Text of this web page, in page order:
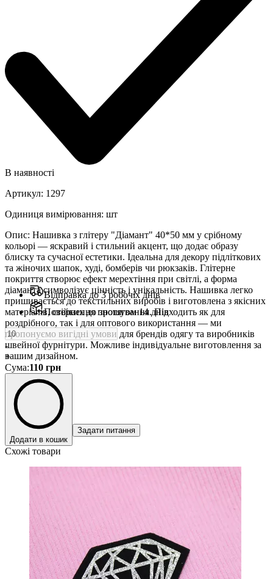
В наявності
Артикул: 1297
Одиниця вимірювання: шт
Опис: Нашивка з глітеру "Діамант" 40*50 мм у срібному
кольорі — яскравий і стильний акцент, що додає образу
блиску та сучасної естетики. Ідеальна для декору підліткових
та жіночих шапок, худі, бомберів чи рюкзаків. Глітерне
покриття створює ефект мерехтіння при світлі, а форма
діаманта символізує цінність і унікальність. Нашивка легко
пришивається до текстильних виробів і виготовлена з якісних
матеріалів, стійких до зношування. Підходить як для
роздрібного, так і для оптового використання — ми
пропонуємо вигідні умови для брендів одягу та виробників
швейної фурнітури. Можливе індивідуальне виготовлення за
вашим дизайном.
Відправка до 3 робочіх днів
Повернення протягом 14 днів
-
+
Сума:110 грн
Додати в кошик
Задати питання
Схожі товари